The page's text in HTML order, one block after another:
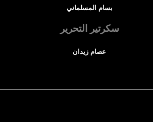
بسام المسلماني
سكرتير التحرير
عصام زيدان